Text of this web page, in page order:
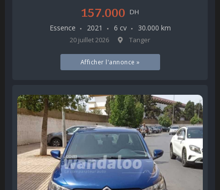
157.000 DH
Essence 2021 6 cv 30.000 km
20 juillet 2026 Tanger
Afficher l'annonce »